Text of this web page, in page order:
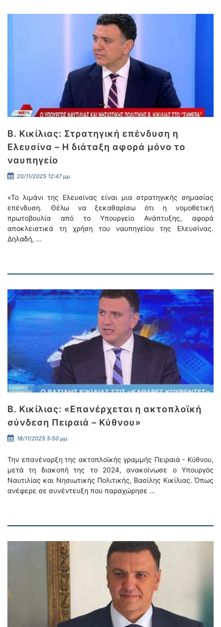
Β. Κικίλιας: Στρατηγική επένδυση η
Ελευσίνα – Η διάταξη αφορά μόνο το
ναυπηγείο
20/11/2025 12:47 μμ.
«Το λιμάνι της Ελευσίνας είναι μια στρατηγικής σημασίας
επένδυση. Θέλω να ξεκαθαρίσω ότι η νομοθετική
πρωτοβουλία από το Υπουργείο Ανάπτυξης, αφορά
αποκλειστικά τη χρήση του ναυπηγείου της Ελευσίνας.
Δηλαδή, …
Β. Κικίλιας: «Επανέρχεται η ακτοπλοϊκή
σύνδεση Πειραιά – Κύθνου»
18/11/2025 5:50 μμ.
Την επανέναρξη της ακτοπλοϊκής γραμμής Πειραιά - Κύθνου,
μετά τη διακοπή της το 2024, ανακοίνωσε ο Υπουργός
Ναυτιλίας και Νησιωτικής Πολιτικής, Βασίλης Κικίλιας. Όπως
ανέφερε σε συνέντευξη που παραχώρησε …